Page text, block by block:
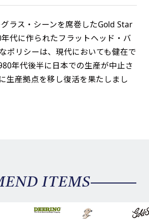
ラス・シーンを席巻したGold Star
代に作られたフラットヘッド・バ
ポリシーは、現代においても健在で
年代後半に日本での生産が中止さ
生産拠点を移し復活を果たしまし
ITEMS